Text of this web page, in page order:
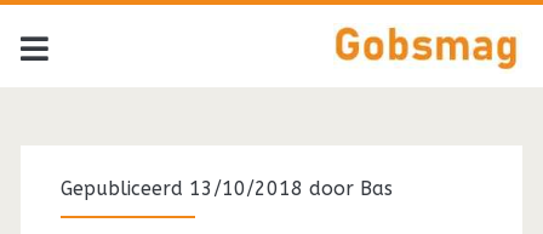
Gepubliceerd 13/10/2018 door Bas